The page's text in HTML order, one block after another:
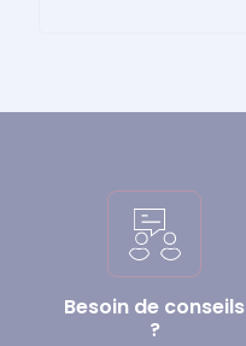
Besoin de conseils
?